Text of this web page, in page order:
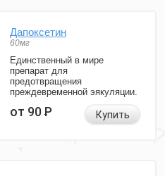
Дапоксетин
60мг
Единственный в мире
препарат для
предотвращения
преждевременной эякуляции.
от 90Р Купить